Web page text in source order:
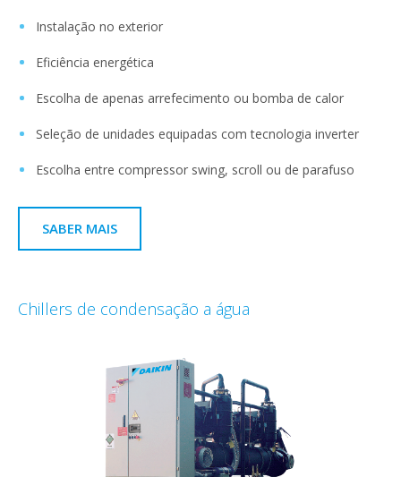
Instalação no exterior
Eficiência energética
Escolha de apenas arrefecimento ou bomba de calor
Seleção de unidades equipadas com tecnologia inverter
Escolha entre compressor swing, scroll ou de parafuso
SABER MAIS
Chillers de condensação a água